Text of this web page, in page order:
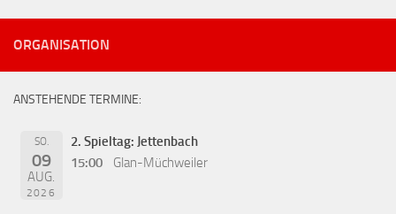
ORGANISATION
ANSTEHENDE TERMINE:
SO.
09
AUG.
2026
2. Spieltag: Jettenbach
15:00
Glan-Müchweiler